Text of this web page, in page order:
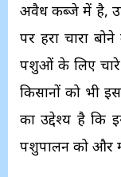
अवैध कब्जे में है,
पर हरा चारा
पशुओं के लिए चारे
किसानों को भी
का उद्देश्य है कि
पशुपालन को और